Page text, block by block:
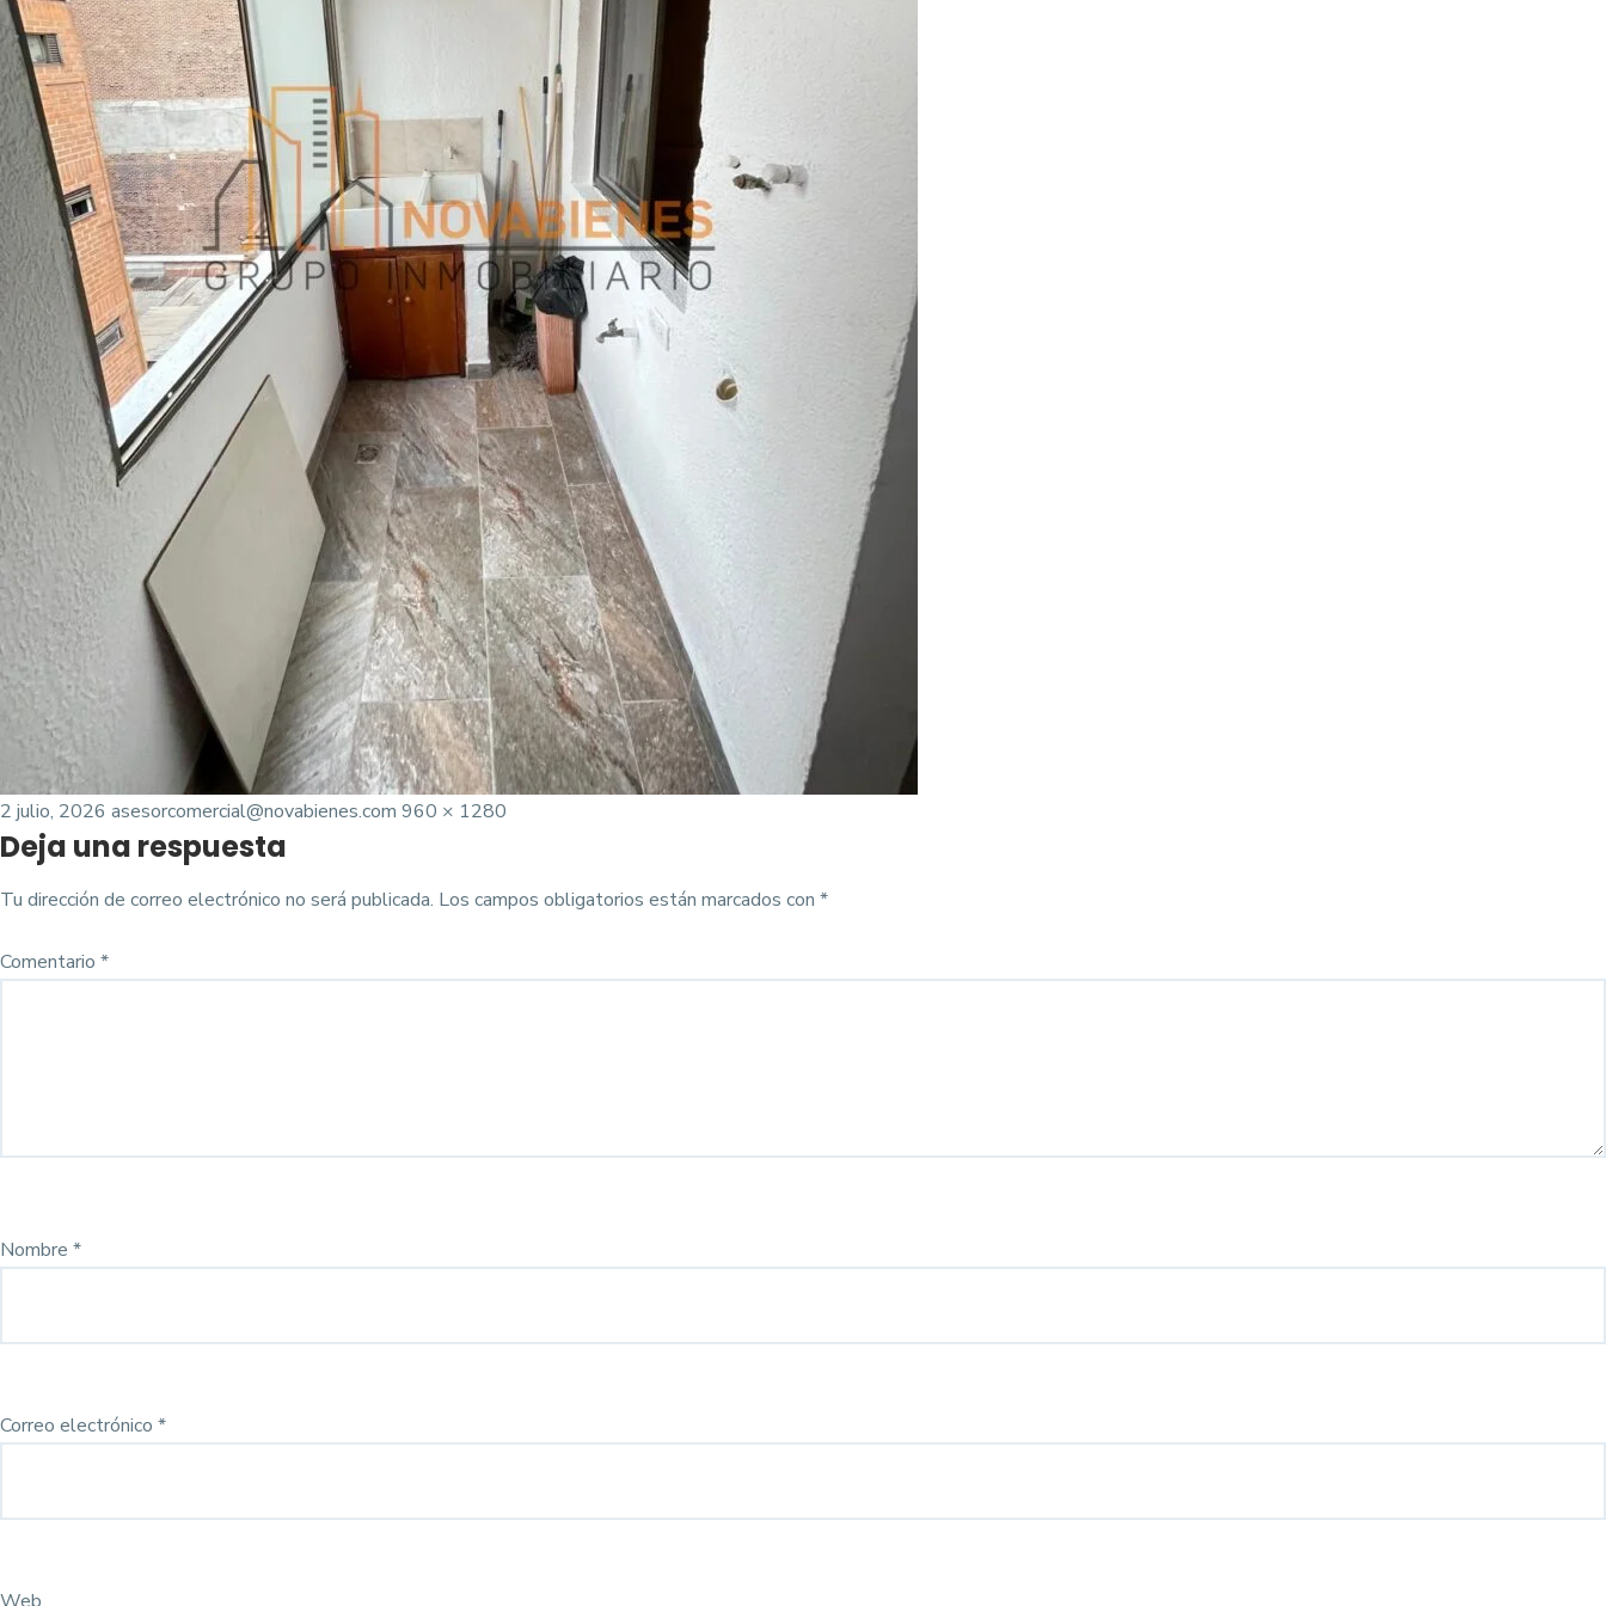
Posted
on
2 julio, 2026 asesorcomercial@novabienes.com Tamaño
960 × 1280
Deja una respuesta
Tu dirección de correo electrónico no será publicada. Los campos obligatorios están marcados con *
Comentario *
Nombre *
Correo electrónico *